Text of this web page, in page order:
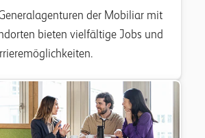
der Mobiliar mit
bieten vielfältige Jobs und